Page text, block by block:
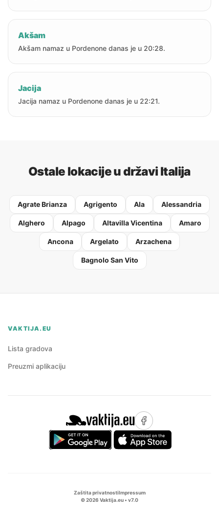
Akšam
Akšam namaz u Pordenone danas je u 20:28.
Jacija
Jacija namaz u Pordenone danas je u 22:21.
Ostale lokacije u državi Italija
Agrate Brianza Agrigento Ala Alessandria
Alghero Alpago Altavilla Vicentina Amaro
Ancona Argelato Arzachena
Bagnolo San Vito
VAKTIJA.EU
Lista gradova
Preuzmi aplikaciju
Zaštita privatnostiImpressum
©2026 Vaktija.eu • v7.0